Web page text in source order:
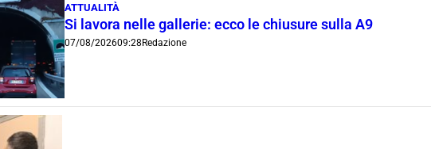
ATTUALITÀ
Si lavora nelle gallerie: ecco le chiusure sulla A9
07/08/202609:28 Redazione